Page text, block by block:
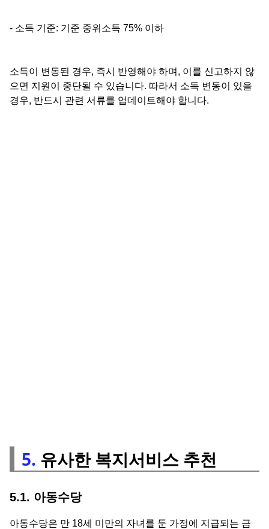
- 소득 기준: 기준 중위소득 75% 이하
소득이 변동된 경우, 즉시 반영해야 하며, 이를 신고하지 않
으면 지원이 중단될 수 있습니다. 따라서 소득 변동이 있을
경우, 반드시 관련 서류를 업데이트해야 합니다.
5. 유사한 복지서비스 추천
5.1. 아동수당
아동수당은 만 18세 미만의 자녀를 둔 가정에 지급되는 금